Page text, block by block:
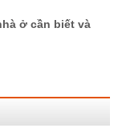
ở cần biết và